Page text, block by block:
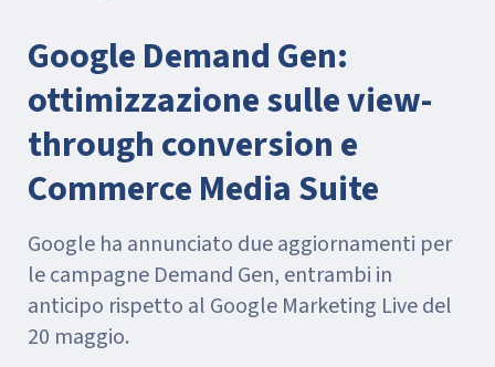
Google Demand Gen:
ottimizzazione sulle view-
through conversion e
Commerce Media Suite
Google ha annunciato due aggiornamenti per
le campagne Demand Gen, entrambi in
anticipo rispetto al Google Marketing Live del
20 maggio.